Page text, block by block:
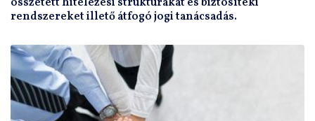
rendszereket illető átfogó jogi tanácsadás.